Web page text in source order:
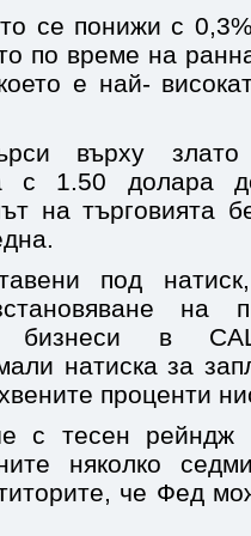
се понижи с
по време на
е най-
върху
с 1.50 долара
на търговията
под
на
бизнеси в
натиска за
проценти
с тесен
няколко
че Фед